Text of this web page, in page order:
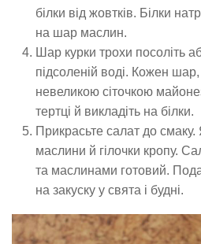
білки від жовтків. Білки
на шар маслин.
Шар курки трохи посоліть
підсоленій воді. Кожен шар,
невеликою сіточкою
тертці й викладіть на білки.
Прикрасьте салат до
маслини й гілочки кропу.
та маслинами готовий.
на закуску у свята і будні.